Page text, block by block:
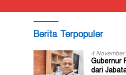
Berita Terpopuler
4 November
Gubernur
dari